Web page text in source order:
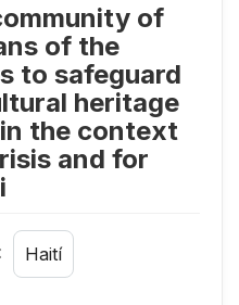
of
of the
to safeguard
heritage
the context
and for
Haití